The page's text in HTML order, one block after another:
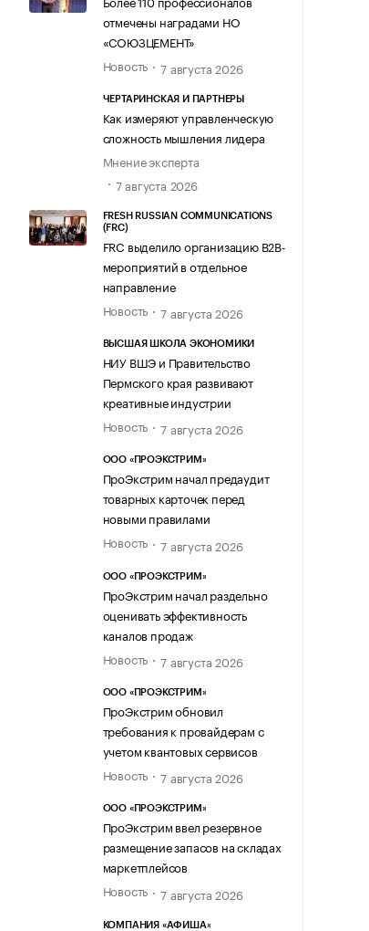
отмечены наградами НО
«СОЮЗЦЕМЕНТ»
Новость
7 августа 2026
ЧЕРТАРИНСКАЯ И ПАРТНЕРЫ
Как измеряют управленческую
сложность мышления лидера
Мнение эксперта
7 августа 2026
FRESH RUSSIAN COMMUNICATIONS
(FRC)
FRC выделило организацию B2B-
мероприятий в отдельное
направление
Новость
7 августа 2026
ВЫСШАЯ ШКОЛА ЭКОНОМИКИ
НИУ ВШЭ и Правительство
Пермского края развивают
креативные индустрии
Новость
7 августа 2026
ООО «ПРОЭКСТРИМ»
ПроЭкстрим начал предаудит
товарных карточек перед
новыми правилами
Новость
7 августа 2026
ООО «ПРОЭКСТРИМ»
ПроЭкстрим начал раздельно
оценивать эффективность
каналов продаж
Новость
7 августа 2026
ООО «ПРОЭКСТРИМ»
ПроЭкстрим обновил
требования к провайдерам с
учетом квантовых сервисов
Новость
7 августа 2026
ООО «ПРОЭКСТРИМ»
ПроЭкстрим ввел резервное
размещение запасов на складах
маркетплейсов
Новость
7 августа 2026
КОМПАНИЯ «АФИША»